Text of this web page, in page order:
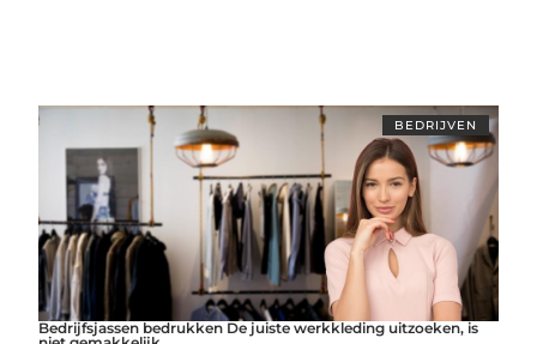
BEDRIJVEN
Bedrijfsjassen bedrukken De juiste werkkleding uitzoeken, is